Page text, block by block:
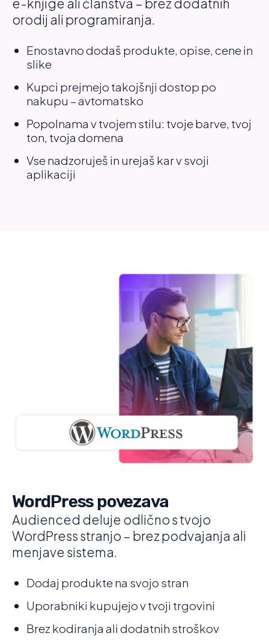
e-knjige ali članstva – brez dodatnih
orodij ali programiranja.
Enostavno dodaš produkte, opise, cene in
slike
Kupci prejmejo takojšnji dostop po
nakupu – avtomatsko
Popolnama v tvojem stilu: tvoje barve, tvoj
ton, tvoja domena
Vse nadzoruješ in urejaš kar v svoji
aplikaciji
WordPress povezava
Audienced deluje odlično s tvojo
WordPress stranjo – brez podvajanja ali
menjave sistema.
Dodaj produkte na svojo stran
Uporabniki kupujejo v tvoji trgovini
Brez kodiranja ali dodatnih stroškov